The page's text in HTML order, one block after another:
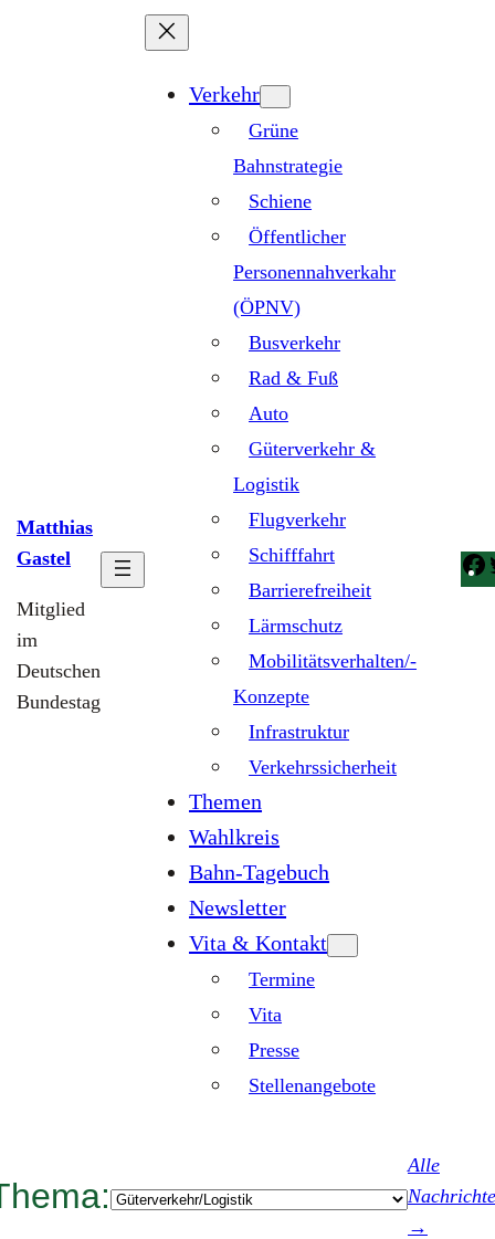
Matthias
Gastel
Mitglied
im
Deutschen
Bundestag
Verkehr
Grüne
Bahnstrategie
Schiene
Öffentlicher
Personennahverkahr
(ÖPNV)
Busverkehr
Rad & Fuß
Auto
Güterverkehr &
Logistik
Flugverkehr
Schifffahrt
Barrierefreiheit
Lärmschutz
Mobilitätsverhalten/-
Konzepte
Infrastruktur
Verkehrssicherheit
Themen
Wahlkreis
Bahn-Tagebuch
Newsletter
Vita & Kontakt
Termine
Vita
Presse
Stellenangebote
Kategorien
Alle
→